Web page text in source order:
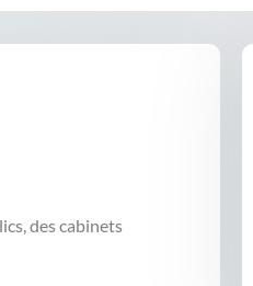
des cabinets